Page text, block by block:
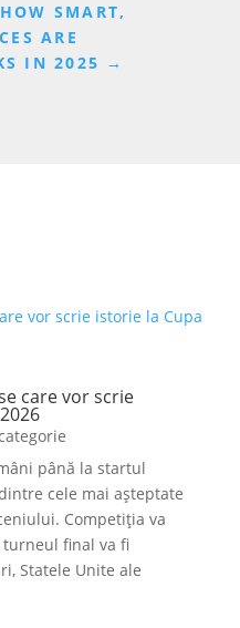
SMART,
ARE
IN 2025 →
care vor scrie
până la startul
cele mai așteptate
Competiția va
final va fi
Statele Unite ale